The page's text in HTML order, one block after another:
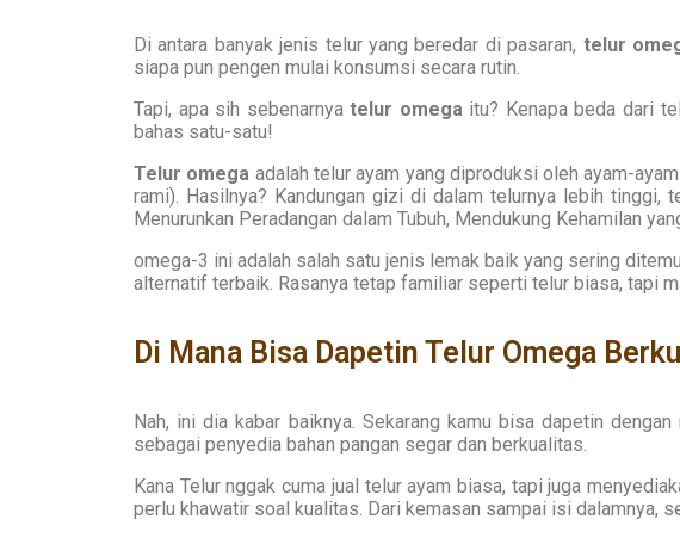
Di antara banyak jenis telur yang beredar di pasaran, telur
siapa pun pengen mulai konsumsi secara rutin.
Tapi, apa sih sebenarnyatelur omegaitu? Kenapa beda dari
bahas satu-satu!
Telur omega adalah telur ayam yang diproduksi oleh ayam-
rami). Hasilnya? Kandungan gizi di dalam telurnya lebih tinggi,
Menurunkan Peradangan dalam Tubuh, Mendukung Kehamilan
omega-3 ini adalah salah satu jenis lemak baik yang sering
alternatif terbaik. Rasanya tetap familiar seperti telur biasa, tapi
Di Mana Bisa Dapetin Telur Omega
Nah, ini dia kabar baiknya. Sekarang kamu bisa dapetin
sebagai penyedia bahan pangan segar dan berkualitas.
Kana Telur nggak cuma jual telur ayam biasa, tapi juga
perlu khawatir soal kualitas. Dari kemasan sampai isi dalamnya,